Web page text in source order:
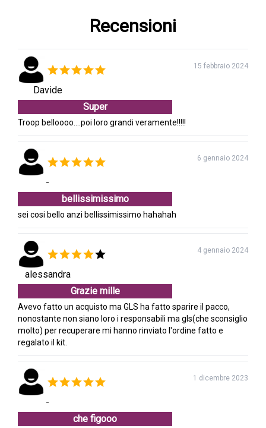
Recensioni
Davide
15 febbraio 2024
Super
Troop belloooo....poi loro grandi veramente!!!!!
-
6 gennaio 2024
bellissimissimo
sei cosi bello anzi bellissimissimo hahahah
alessandra
4 gennaio 2024
Grazie mille
Avevo fatto un acquisto ma GLS ha fatto sparire il pacco,
nonostante non siano loro i responsabili ma gls(che sconsiglio
molto) per recuperare mi hanno rinviato l'ordine fatto e
regalato il kit.
-
1 dicembre 2023
che figooo